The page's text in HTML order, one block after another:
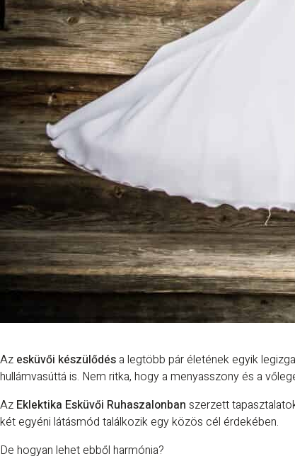
Az esküvői készülődés a legtöbb pár életének egyik
hullámvasúttá is. Nem ritka, hogy a menyasszony és a
Az Eklektika Esküvői Ruhaszalonban szerzett
két egyéni látásmód találkozik egy közös cél érdekében.
De hogyan lehet ebből harmónia?